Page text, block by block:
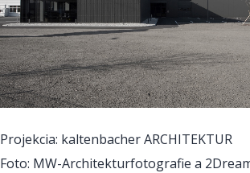
Projekcia: kaltenbacher ARCHITEKTUR
Foto: MW-Architekturfotografie a